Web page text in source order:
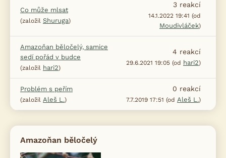
Co může mlsat
(založil Shuruga)
3 reakcí
14.1.2022 19:41 (od
Moudivláček)
Amazoňan běločelý, samice
sedí pořád v budce
(založil hari2)
4 reakcí
29.6.2021 19:05 (od hari2)
Problém s peřím
(založil Aleš L.)
0 reakcí
7.7.2019 17:51 (od Aleš L.)
Amazoňan běločelý